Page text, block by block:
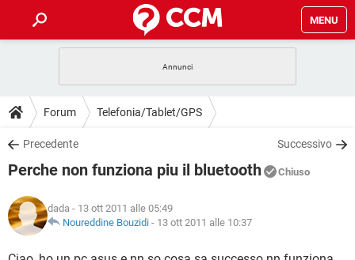
MENU
INTRATTENIMENTO ANDROID
iOS
INSTAGRAM WHATSAPP
TIKTOK
HARDWARE
GUIDE
COVID-19 GAMING
INSTAGRAM
TIKTOK
DOWNLOAD
COVID-19 GAMING
INTRATTENIMENTO
iOS WINDOWS 10
INSTAGRAM
COVID-19
INTRATTENIMENTO
GLOSSARIO
COVID-19
Forum Telefonia/Tablet/GPS
Precedente Successivo
Perche non funziona piu il bluetooth Chiuso
dada - 13 ott 2011 alle 05:49
Noureddine Bouzidi - 13 ott 2011 alle 10:37